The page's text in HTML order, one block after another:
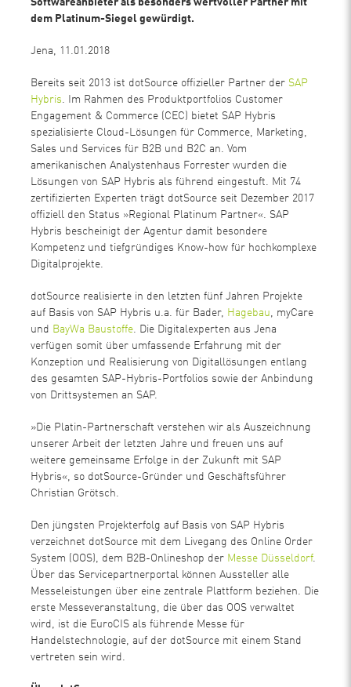
dem Platinum-Siegel gewürdigt.
Jena, 11.01.2018
Bereits seit 2013 ist dotSource offizieller Partner der SAP
Hybris . Im Rahmen des Produktportfolios Customer
Engagement & Commerce (CEC) bietet SAP Hybris
spezialisierte Cloud-Lösungen für Commerce, Marketing,
Sales und Services für B2B und B2C an. Vom
amerikanischen Analystenhaus Forrester wurden die
Lösungen von SAP Hybris als führend eingestuft. Mit 74
zertifizierten Experten trägt dotSource seit Dezember 2017
offiziell den Status »Regional Platinum Partner«. SAP
Hybris bescheinigt der Agentur damit besondere
Kompetenz und tiefgründiges Know-how für hochkomplexe
Digitalprojekte.
dotSource realisierte in den letzten fünf Jahren Projekte
auf Basis von SAP Hybris u.a. für Bader,
Hagebau , myCare
und BayWa Baustoffe . Die Digitalexperten aus Jena
verfügen somit über umfassende Erfahrung mit der
Konzeption und Realisierung von Digitallösungen entlang
des gesamten SAP-Hybris-Portfolios sowie der Anbindung
von Drittsystemen an SAP.
»Die Platin-Partnerschaft verstehen wir als Auszeichnung
unserer Arbeit der letzten Jahre und freuen uns auf
weitere gemeinsame Erfolge in der Zukunft mit SAP
Hybris«, so dotSource-Gründer und Geschäftsführer
Christian Grötsch.
Den jüngsten Projekterfolg auf Basis von SAP Hybris
verzeichnet dotSource mit dem Livegang des Online Order
System (OOS), dem B2B-Onlineshop der Messe Düsseldorf.
Über das Servicepartnerportal können Aussteller alle
Messeleistungen über eine zentrale Plattform beziehen. Die
erste Messeveranstaltung, die über das OOS verwaltet
wird, ist die EuroCIS als führende Messe für
Handelstechnologie, auf der dotSource mit einem Stand
vertreten sein wird.